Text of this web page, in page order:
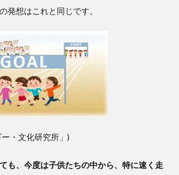
発想はこれと同じです。
・文化研究所」)
も、今度は子供たちの中から、特に速く走